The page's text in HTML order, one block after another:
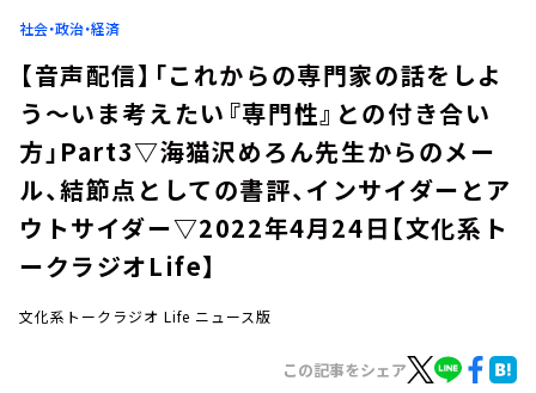
今日の番組表
週間番組表
トピックス
社会・政治・経済
【音声配信】「これからの専門家の話をしよ
う～いま考えたい『専門性』との付き合い
方」Part3▽海猫沢めろん先生からのメー
ル、結節点としての書評、インサイダーとア
ウトサイダー▽2022年4月24日【文化系ト
ークラジオLife】
文化系トークラジオ Life ニュース版
この記事をシェア